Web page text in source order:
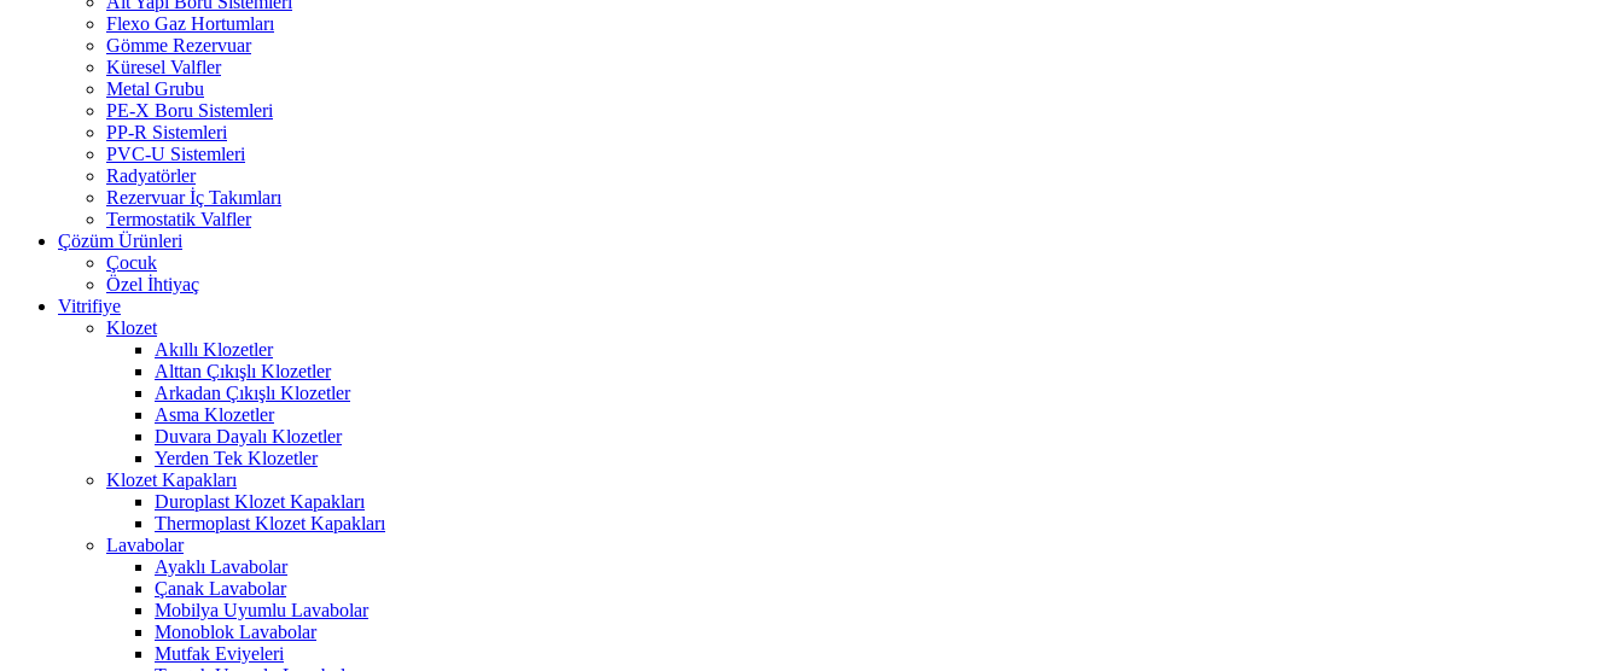
Flexo Gaz Hortumları
Gömme Rezervuar
Küresel Valfler
Metal Grubu
PE-X Boru Sistemleri
PP-R Sistemleri
PVC-U Sistemleri
Radyatörler
Rezervuar İç Takımları
Termostatik Valfler
Çözüm Ürünleri
Çocuk
Özel İhtiyaç
Vitrifiye
Klozet
Akıllı Klozetler
Alttan Çıkışlı Klozetler
Arkadan Çıkışlı Klozetler
Asma Klozetler
Duvara Dayalı Klozetler
Yerden Tek Klozetler
Klozet Kapakları
Duroplast Klozet Kapakları
Thermoplast Klozet Kapakları
Lavabolar
Ayaklı Lavabolar
Çanak Lavabolar
Mobilya Uyumlu Lavabolar
Monoblok Lavabolar
Mutfak Eviyeleri